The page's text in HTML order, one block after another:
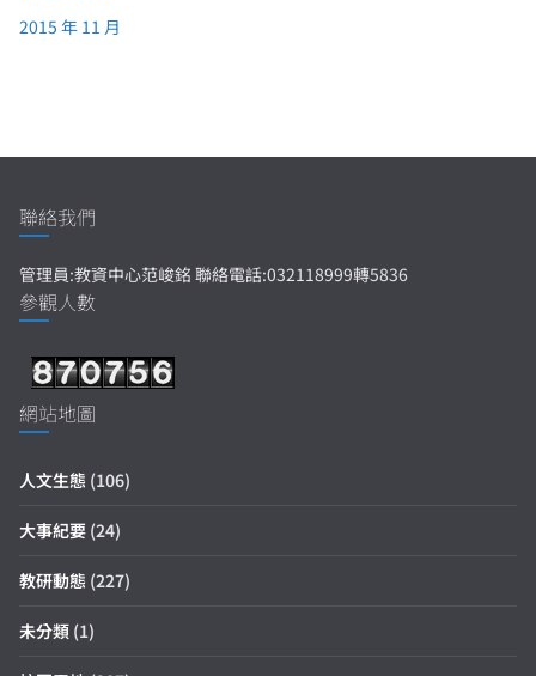
2015 年 11 月
聯絡我們
管理員:教資中心范峻銘 聯絡電話:032118999轉5836
參觀人數
網站地圖
人文生態 (106)
大事紀要 (24)
教研動態 (227)
未分類 (1)